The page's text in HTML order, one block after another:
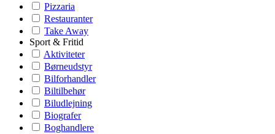
Pizzaria
Restauranter
Take Away
Sport & Fritid
Aktiviteter
Børneudstyr
Bilforhandler
Biltilbehør
Biludlejning
Biografer
Boghandlere